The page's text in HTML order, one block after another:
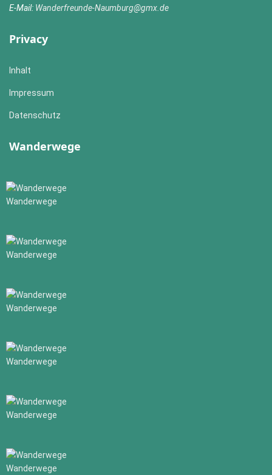
E-Mail: Wanderfreunde-Naumburg@gmx.de
Privacy
Inhalt
Impressum
Datenschutz
Wanderwege
Wanderwege
Wanderwege
Wanderwege
Wanderwege
Wanderwege
Wanderwege